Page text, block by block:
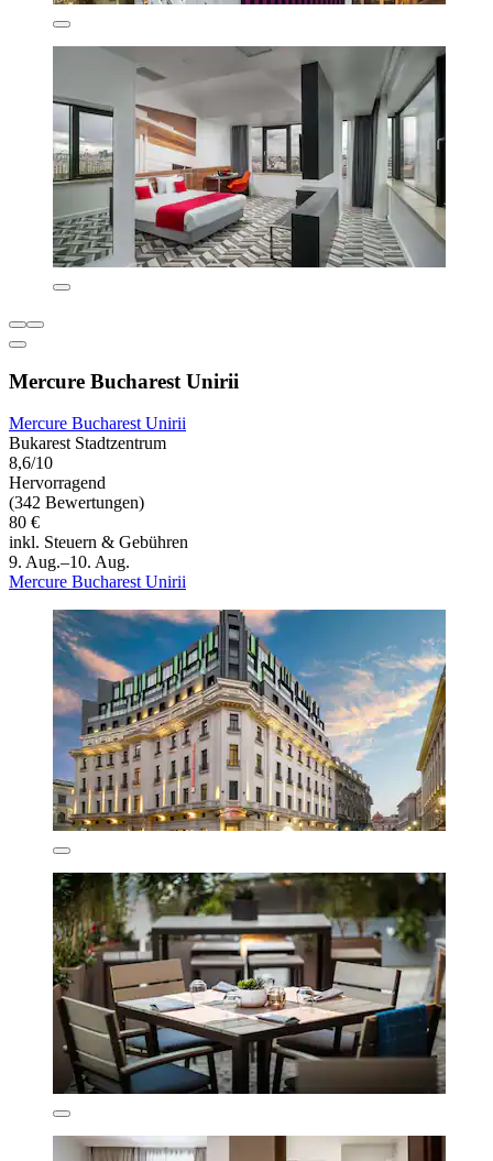
Mercure Bucharest Unirii
Mercure Bucharest Unirii
Bukarest Stadtzentrum
8,6/10
Hervorragend
(342 Bewertungen)
80 €
inkl. Steuern & Gebühren
9. Aug.–10. Aug.
Mercure Bucharest Unirii